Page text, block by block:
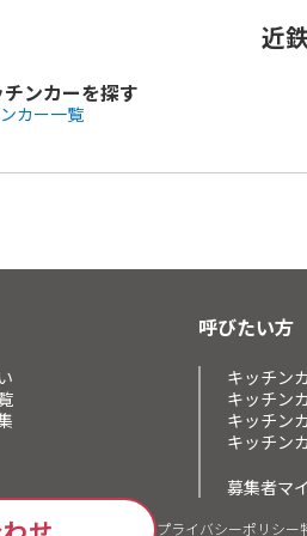
近
ンカーを探す
カー一覧
呼びたい方
キッチン
キッチン
キッチン
キッチン
募集者マ
プライバシーポリシー